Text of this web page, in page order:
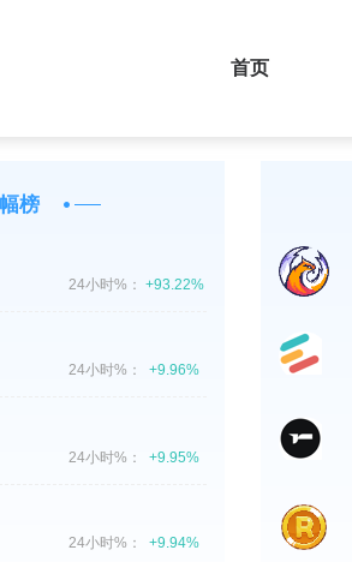
首页
榜
24小时%： +93.22%
24小时%： +9.96%
24小时%： +9.95%
24小时%： +9.94%